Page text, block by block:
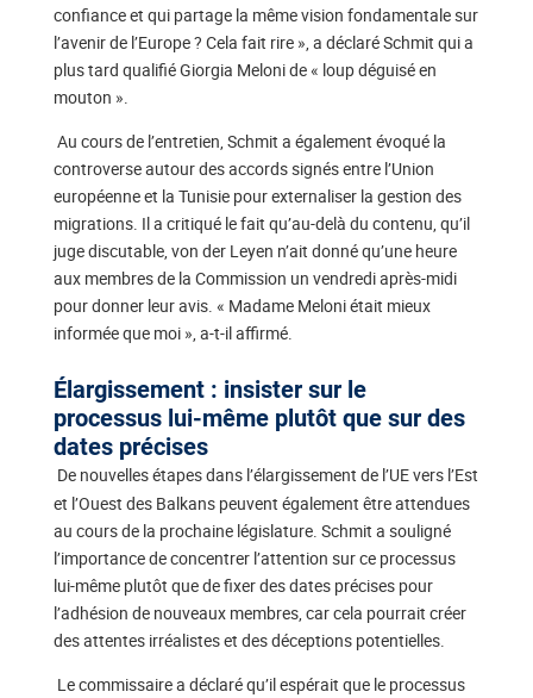
confiance et qui partage la même vision fondamentale sur
l’avenir de l’Europe ? Cela fait rire », a déclaré Schmit qui a
plus tard qualifié Giorgia Meloni de « loup déguisé en
mouton ».
Au cours de l’entretien, Schmit a également évoqué la
controverse autour des accords signés entre l’Union
européenne et la Tunisie pour externaliser la gestion des
migrations. Il a critiqué le fait qu’au-delà du contenu, qu’il
juge discutable, von der Leyen n’ait donné qu’une heure
aux membres de la Commission un vendredi après-midi
pour donner leur avis. « Madame Meloni était mieux
informée que moi », a-t-il affirmé.
Élargissement : insister sur le
processus lui-même plutôt que sur des
dates précises
De nouvelles étapes dans l’élargissement de l’UE vers l’Est
et l’Ouest des Balkans peuvent également être attendues
au cours de la prochaine législature. Schmit a souligné
l’importance de concentrer l’attention sur ce processus
lui-même plutôt que de fixer des dates précises pour
l’adhésion de nouveaux membres, car cela pourrait créer
des attentes irréalistes et des déceptions potentielles.
Le commissaire a déclaré qu’il espérait que le processus